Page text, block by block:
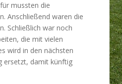
mussten die
Anschließend waren die
Schließlich war noch
die mit vielen
wird in den nächsten
ersetzt, damit künftig